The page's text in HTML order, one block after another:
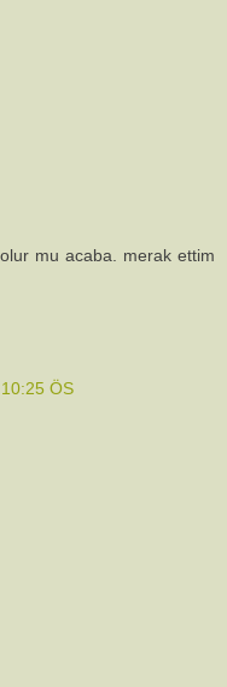
mu acaba. merak ettim
ÖS